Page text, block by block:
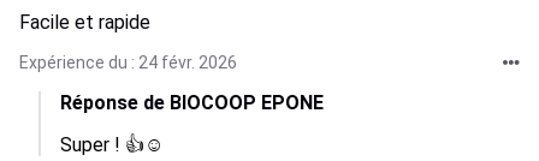
Facile et rapide
Expérience du : 24 févr. 2026
Réponse de BIOCOOP EPONE
Super ! 👍☺️